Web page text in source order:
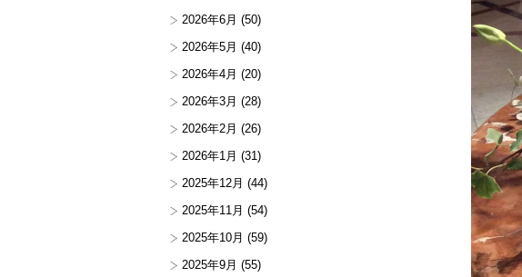
2026年6月 (50)
2026年5月 (40)
2026年4月 (20)
2026年3月 (28)
2026年2月 (26)
2026年1月 (31)
2025年12月 (44)
2025年11月 (54)
2025年10月 (59)
2025年9月 (55)